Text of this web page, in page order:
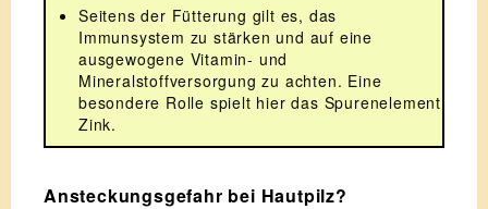
Seitens der Fütterung gilt es, das
Immunsystem zu stärken und auf eine
ausgewogene Vitamin- und
Mineralstoffversorgung zu achten. Eine
besondere Rolle spielt hier das Spurenelement
Zink.
Ansteckungsgefahr bei Hautpilz?